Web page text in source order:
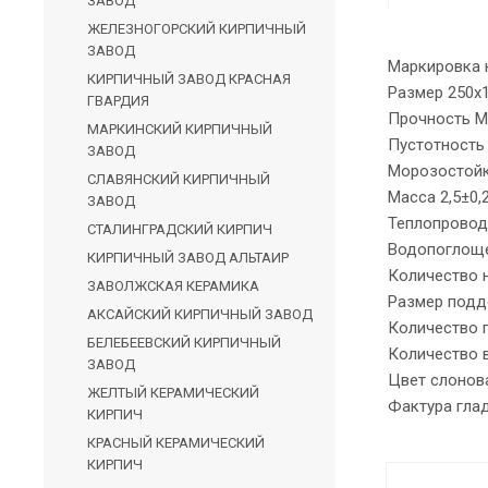
Маркировка
Размер
Прочность
Масса
Количество
Размер
Количество
Количество
Цвет
Фактура
ЖЕЛЕЗНОГОРСКИЙ КИРПИЧНЫЙ
ЗАВОД
КИРПИЧНЫЙ ЗАВОД КРАСНАЯ
ГВАРДИЯ
МАРКИНСКИЙ КИРПИЧНЫЙ
ЗАВОД
СЛАВЯНСКИЙ КИРПИЧНЫЙ
ЗАВОД
СТАЛИНГРАДСКИЙ КИРПИЧ
КИРПИЧНЫЙ ЗАВОД АЛЬТАИР
ЗАВОЛЖСКАЯ КЕРАМИКА
АКСАЙСКИЙ КИРПИЧНЫЙ ЗАВОД
БЕЛЕБЕЕВСКИЙ КИРПИЧНЫЙ
ЗАВОД
ЖЕЛТЫЙ КЕРАМИЧЕСКИЙ
КИРПИЧ
КРАСНЫЙ КЕРАМИЧЕСКИЙ
КИРПИЧ